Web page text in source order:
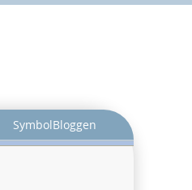
SymbolBloggen